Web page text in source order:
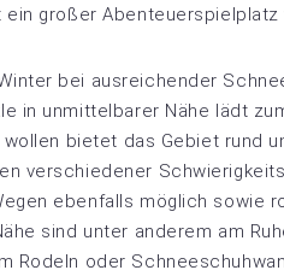
ein großer Abenteuerspielplatz
bei ausreichender
in unmittelbarer Nähe lädt
bietet das Gebiet rund
verschiedener
ebenfalls möglich sowie
sind unter anderem am
Rodeln oder